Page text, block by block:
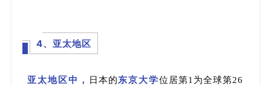
4、亚太地区
亚太地区中， 日本的东京大学位居第1为全球第26